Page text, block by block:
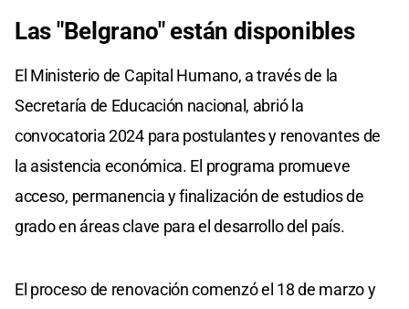
Las "Belgrano" están disponibles
El Ministerio de Capital Humano, a través de la
Secretaría de Educación nacional, abrió la
convocatoria 2024 para postulantes y renovantes de
la asistencia económica. El programa promueve
acceso, permanencia y finalización de estudios de
grado en áreas clave para el desarrollo del país.
El proceso de renovación comenzó el 18 de marzo y